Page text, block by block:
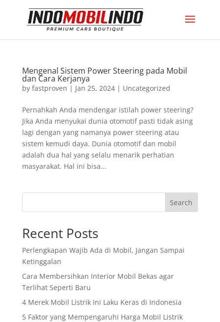
Mengenal Sistem Power Steering pada Mobil
dan Cara Kerjanya
by fastproven | Jan 25, 2024| Uncategorized
Pernahkah Anda mendengar istilah power steering?
Jika Anda menyukai dunia otomotif pasti tidak asing
lagi dengan yang namanya power steering atau
sistem kemudi daya. Dunia otomotif dan mobil
adalah dua hal yang selalu menarik perhatian
masyarakat. Hal ini bisa...
Search
Recent Posts
Perlengkapan Wajib Ada di Mobil, Jangan Sampai
Ketinggalan
Cara Membersihkan Interior Mobil Bekas agar
Terlihat Seperti Baru
4 Merek Mobil Listrik Ini Laku Keras di Indonesia
5 Faktor yang Mempengaruhi Harga Mobil Listrik